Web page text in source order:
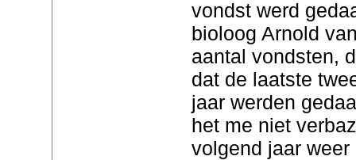
vondst werd
bioloog Arnold
aantal vondsten,
dat de laatste
jaar werden
het me niet
volgend jaar weer